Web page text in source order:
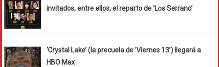
invitados, entre ellos, el reparto de ‘Los Serrano’
‘Crystal Lake’ (la precuela de ‘Viernes 13’) llegará a
HBO Max